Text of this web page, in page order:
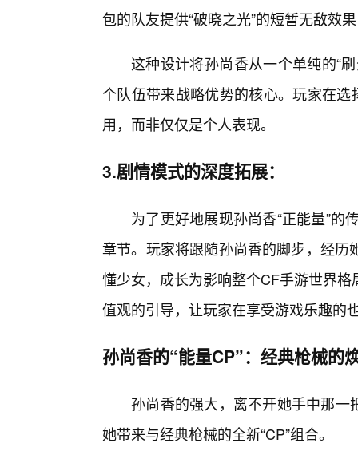
包的队友提供“破晓之光”的短暂无敌效
这种设计将孙尚香从一个单纯的“
个队伍带来战略优势的核心。玩家在
用，而非仅仅是个人表现。
3.剧情模式的深度拓展：
为了更好地展现孙尚香“正能量”的
章节。玩家将跟随孙尚香的脚步，经
懂少女，成长为影响整个CF手游世界
值观的引导，让玩家在享受游戏乐趣的
孙尚香的“能量CP”：经典枪械的
孙尚香的强大，离不开她手中那一
她带来与经典枪械的全新“CP”组合。